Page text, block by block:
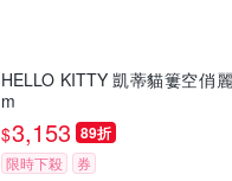
HELLO KITTY 凱蒂貓簍空俏
m
$3,153 89折
限時下殺 券